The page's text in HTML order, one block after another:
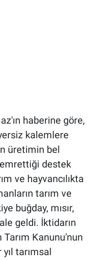
haberine göre,
kalemlere
üretimin bel
emrettiği destek
ve hayvancılıkta
tarım ve
buğday, mısır,
geldi. İktidarın
Tarım Kanunu'nun
tarımsal